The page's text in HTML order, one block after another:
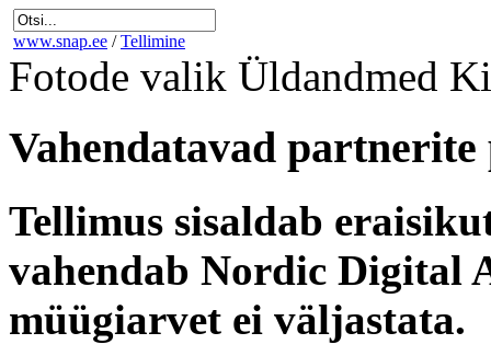
www.snap.ee / Tellimine
Fotode valik Üldandmed
Vahendatavad
Tellimus sisaldab
vahendab Nordic Digital
müügiarvet ei väljastata.